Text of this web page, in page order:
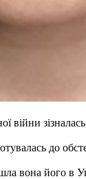
війни
до
вона його в